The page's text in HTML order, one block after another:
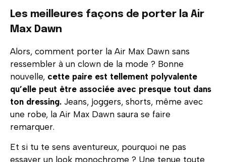
Les meilleures façons de porter la Air
Max Dawn
Alors, comment porter la Air Max Dawn sans
ressembler à un clown de la mode ? Bonne
nouvelle, cette paire est tellement polyvalente
qu’elle peut être associée avec presque tout dans
ton dressing. Jeans, joggers, shorts, même avec
une robe, la Air Max Dawn saura se faire
remarquer.
Et si tu te sens aventureux, pourquoi ne pas
essayer un look monochrome ? Une tenue toute